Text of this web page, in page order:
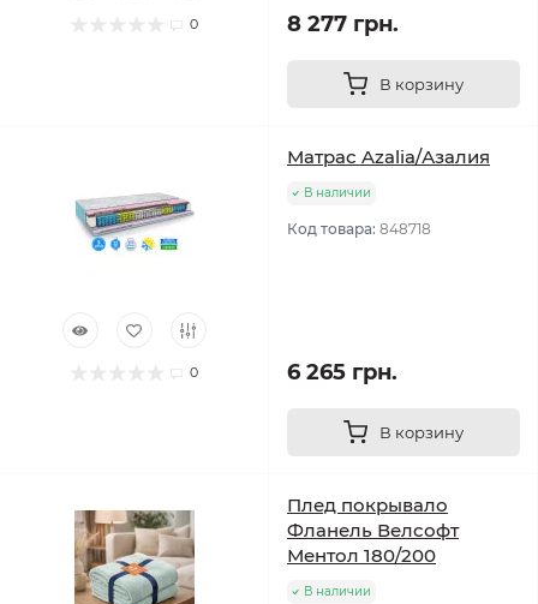
0 8 277 грн.
В корзину
0
Матрас Azalia/Азалия
В наличии
Код товара: 848718
6 265 грн.
В корзину
Плед покрывало
Фланель Велсофт
Ментол 180/200
В наличии